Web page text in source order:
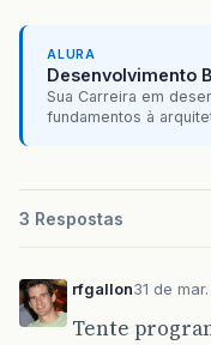
ALURA
Desenvolvimento
Sua Carreira em
fundamentos à
3 Respostas
rfgallon31 de
Tente